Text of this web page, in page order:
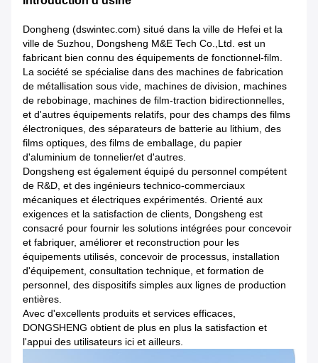
Dongheng (dswintec.com) situé dans la ville de Hefei et la
ville de Suzhou, Dongsheng M&E Tech Co.,Ltd. est un
fabricant bien connu des équipements de fonctionnel-film.
La société se spécialise dans des machines de fabrication
de métallisation sous vide, machines de division, machines
de rebobinage, machines de film-traction bidirectionnelles,
et d'autres équipements relatifs, pour des champs des films
électroniques, des séparateurs de batterie au lithium, des
films optiques, des films de emballage, du papier
d'aluminium de tonnelier/et d'autres.
Dongsheng est également équipé du personnel compétent
de R&D, et des ingénieurs technico-commerciaux
mécaniques et électriques expérimentés. Orienté aux
exigences et la satisfaction de clients, Dongsheng est
consacré pour fournir les solutions intégrées pour concevoir
et fabriquer, améliorer et reconstruction pour les
équipements utilisés, concevoir de processus, installation
d'équipement, consultation technique, et formation de
personnel, des dispositifs simples aux lignes de production
entières.
Avec d'excellents produits et services efficaces,
DONGSHENG obtient de plus en plus la satisfaction et
l'appui des utilisateurs ici et ailleurs.